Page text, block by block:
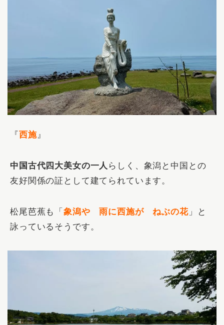
『 西施』
中国古代四大美女の一人 らしく、象潟と中国との
友好関係の証として建てられています。
松尾芭蕉も「象潟や 雨に西施が ねぶの花」と
詠っているそうです。